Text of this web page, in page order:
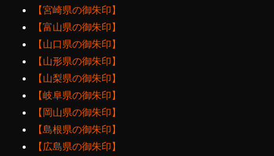
【宮崎県の御朱印】
【富山県の御朱印】
【山口県の御朱印】
【山形県の御朱印】
【山梨県の御朱印】
【岐阜県の御朱印】
【岡山県の御朱印】
【島根県の御朱印】
【広島県の御朱印】